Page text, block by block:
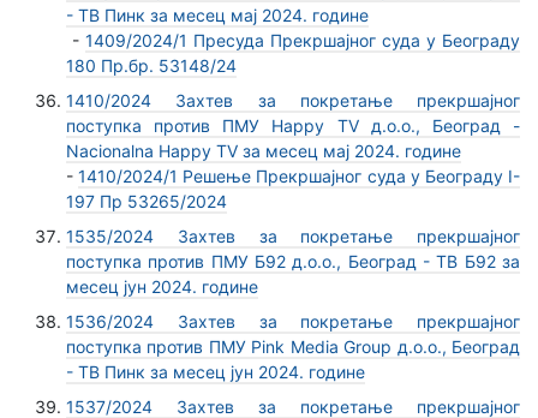
- ТВ Пинк за месец мај 2024. године
- 1409/2024/1 Пресуда Прекршајног суда у Београду
180 Пр.бр. 53148/24
1410/2024 Захтев за покретање прекршајног
поступка против ПМУ Happy TV д.о.о., Београд -
Nacionalna Happy TV за месец мај 2024. године
-1410/2024/1 Решење Прекршајног суда у Београду I-
197 Пр 53265/2024
1535/2024 Захтев за покретање прекршајног
поступка против ПМУ Б92 д.о.о., Београд - ТВ Б92 за
месец јун 2024. године
1536/2024 Захтев за покретање прекршајног
поступка против ПМУ Pink Media Group д.о.о., Београд
- ТВ Пинк за месец јун 2024. године
1537/2024 Захтев за покретање прекршајног